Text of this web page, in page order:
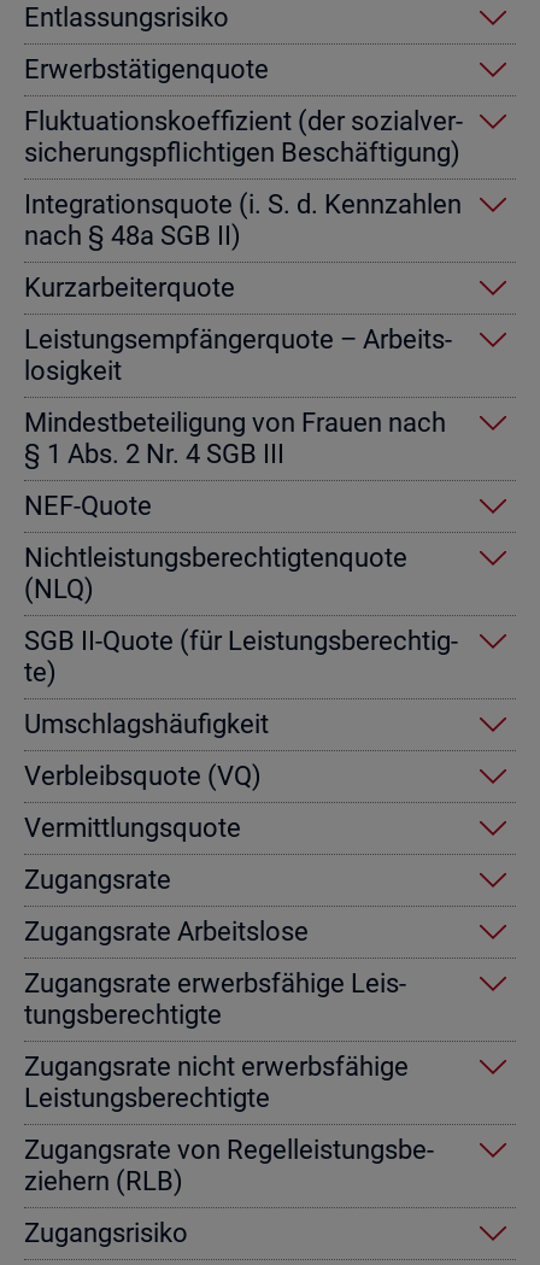
Ent­las­sungs­ri­si­ko
Er­werbs­tä­ti­gen­quo­te
Fluk­tua­ti­ons­ko­ef­fi­zi­ent (der so­zi­al­ver­
si­che­rungs­pflich­ti­gen Be­schäf­ti­gung)
In­te­gra­ti­ons­quo­te (i. S. d. Kenn­zah­len
nach § 48a SGB II)
Kurz­ar­bei­ter­quo­te
Leis­tungs­emp­fän­ger­quo­te – Ar­beits­
lo­sig­keit
Min­dest­be­tei­li­gung von Frau­en nach
§ 1 Abs. 2 Nr. 4 SGB III
NEF-Quote
Nicht­leis­tungs­be­rech­tig­ten­quo­te
(NLQ)
SGB II-Quote (für Leis­tungs­be­rech­tig­
te)
Um­schlags­häu­fig­keit
Ver­bleibs­quo­te (VQ)
Ver­mitt­lungs­quo­te
Zu­gangs­ra­te
Zu­gangs­ra­te Ar­beits­lo­se
Zu­gangs­ra­te er­werbs­fä­hi­ge Leis­
tungs­be­rech­tig­te
Zu­gangs­ra­te nicht er­werbs­fä­hi­ge
Leis­tungs­be­rech­tig­te
Zu­gangs­ra­te von Re­gel­leis­tungs­be­
zie­hern (RLB)
Zu­gangs­ri­si­ko